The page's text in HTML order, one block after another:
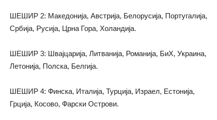
ШЕШИР 2: Македонија, Австрија, Белорусија, Португалија,
Србија, Русија, Црна Гора, Холандија.
ШЕШИР 3: Швајцарија, Литванија, Романија, БиХ, Украина,
Летонија, Полска, Белгија.
ШЕШИР 4: Финска, Италија, Турција, Израел, Естонија,
Грција, Косово, Фарски Острови.